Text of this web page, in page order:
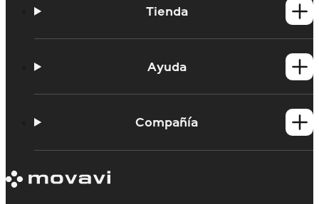
Tienda
Productos para MacAyuda
Portal de aprendizaje
Limitaciones de la versión de prueba
Compañía
Testimonios